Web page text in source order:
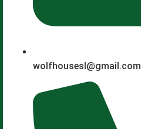
wolfhousesl@gmail.com